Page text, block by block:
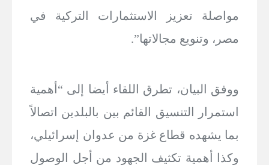
مواصلة تعزيز الاستثمارات التركية في
مصر، وتنويع مجالاتها”.
ووفق البيان، تطرق اللقاء أيضا إلى “أهمية
استمرار التنسيق القائم بين بالبلدين اتصالاً
بما يشهده قطاع غزة من عدوان إسرائيلي،
وكذا أهمية تكثيف الجهود من أجل الوصول